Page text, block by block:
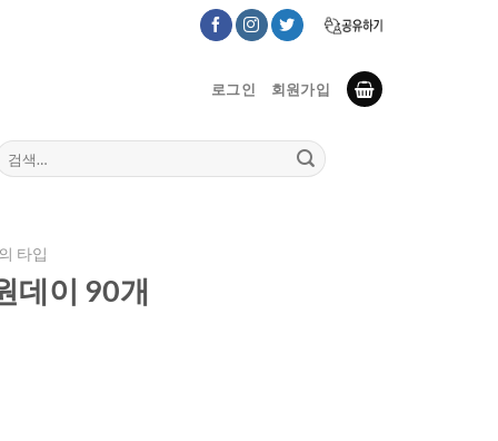
로그인 회원가입
:
타입
데이 90개